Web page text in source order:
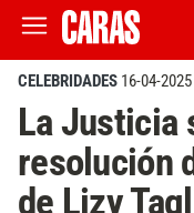
CELEBRIDADES 16-04-
La Justicia
resolución
de Lizy